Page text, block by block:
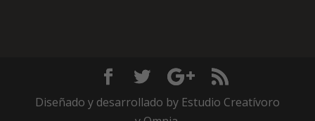
Diseñado y desarrollado by Estudio Creatívoro